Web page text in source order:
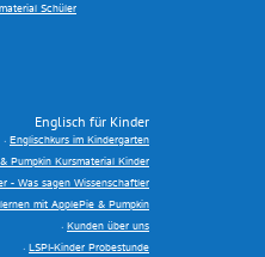
Schüler
Englisch für Kinder
Englischkurs im Kindergarten
Pumpkin Kursmaterial Kinder
- Was sagen Wissenschaftler
mit ApplePie & Pumpkin
Kunden über uns
LSPI-Kinder Probestunde